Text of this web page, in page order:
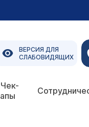
ВЕРСИЯ ДЛЯ
СЛАБОВИДЯЩИХ
Чек-
апы